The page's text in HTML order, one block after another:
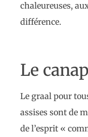
chaleureuses,
différence.
Le
Le graal pour
assises sont de
de l’esprit «